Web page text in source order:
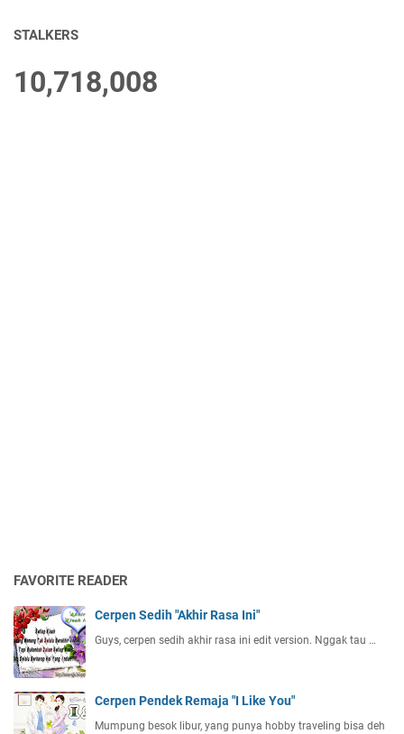
STALKERS
10,718,008
FAVORITE READER
Cerpen Sedih "Akhir Rasa Ini"
Guys, cerpen sedih akhir rasa ini edit version. Nggak tau …
Cerpen Pendek Remaja "I Like You"
Mumpung besok libur, yang punya hobby traveling bisa deh